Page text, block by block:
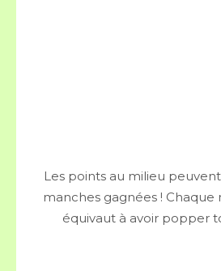
Les points au milieu
manches gagnées !
équivaut à avoir popper